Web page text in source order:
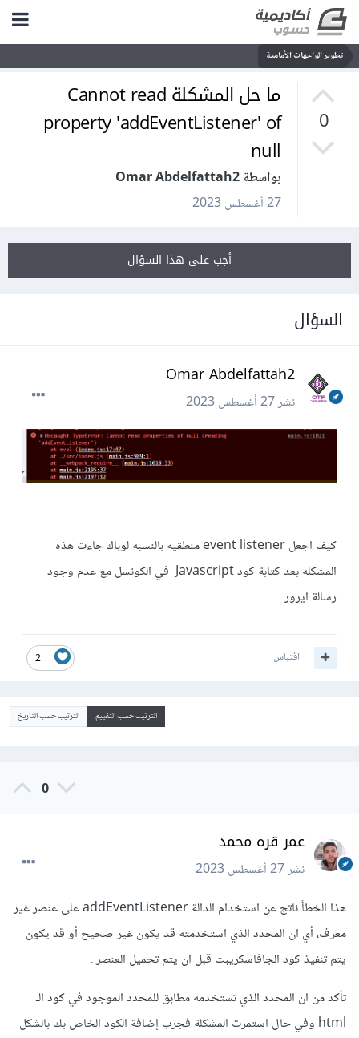
تطوير الواجهات الأمامية
0
ما حل المشكلة Cannot read
property 'addEventListener' of
null
بواسطة Omar Abdelfattah2
27 أغسطس 2023
أجب على هذا السؤال
السؤال
Omar Abdelfattah2
نشر27 أغسطس 2023
كيف اجعل event listener منطقيه بالنسبه لوباك جاءت هذه
المشكله بعد كتابة كود Javascript في الكونسل مع عدم وجود
رسالة ايرور
2 اقتباس
الترتيب حسب التقييم الترتيب حسب التاريخ
0
عمر قره محمد
نشر27 أغسطس 2023
هذا الخطأ ناتج عن استخدام الدالة addEventListener على عنصر غير
معرف، أي ان المحدد الذي استخدمته قد يكون غير صحيح أو قد يكون
يتم تنفيذ كود الجافاسكريبت قبل ان يتم تحميل العنصر .
تأكد من ان المحدد الذي تستخدمه مطابق للمحدد الموجود في كود الـ
html وفي حال استمرت المشكلة فجرب إضافة الكود الخاص بك بالشكل